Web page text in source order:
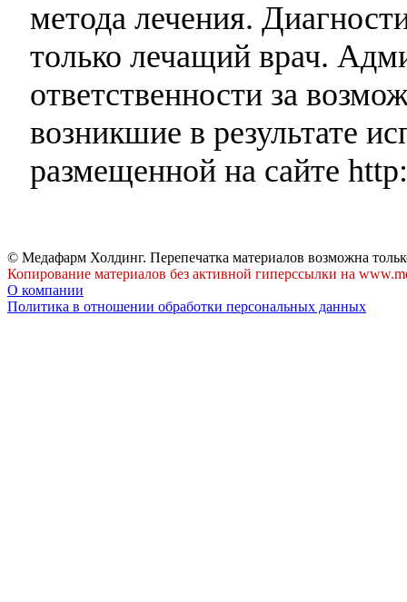
метода лечения.
только лечащий врач.
ответственности за
возникшие в результате
размещенной на сайте
© Медафарм Холдинг. Перепечатка материалов возможна
Копирование материалов без активной гиперссылки на
О компании
Политика в отношении обработки персональных данных